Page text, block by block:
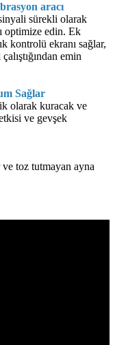
aracı
sürekli olarak
optimize edin. Ek
kontrolü ekranı sağlar,
emin
Sağlar
olarak kuracak ve
ve gevşek
toz tutmayan ayna